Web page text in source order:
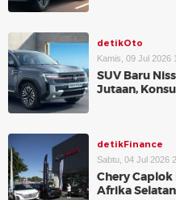
detikOto
Kamis, 09 Jul 2026
SUV Baru
Jutaan,
detikFinance
Sabtu, 04 Jul 2026
Chery Caplok
Afrika Selatan